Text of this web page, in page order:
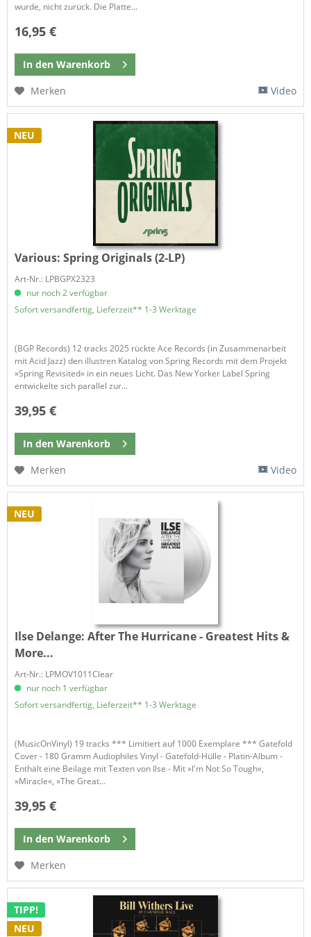
wurde, nicht zurück. Die Platte...
16,95 €
In den Warenkorb
Merken
Video
NEU
Various:Spring Originals (2-LP)
Art-Nr.: LPBGPX2323
nur noch 2 verfügbar
Sofort versandfertig, Lieferzeit** 1-3 Werktage
(BGP Records) 12 tracks 2025 rückte Ace Records (in Zusammenarbeit
mit Acid Jazz) den illustren Katalog von Spring Records mit dem Projekt
»Spring Revisited« in ein neues Licht. Das New Yorker Label Spring
entwickelte sich parallel zur...
39,95 €
In den Warenkorb
Merken
Video
NEU
Ilse Delange:After The Hurricane - Greatest Hits &
More...
Art-Nr.: LPMOV1011Clear
nur noch 1 verfügbar
Sofort versandfertig, Lieferzeit** 1-3 Werktage
(MusicOnVinyl) 19 tracks *** Limitiert auf 1000 Exemplare *** Gatefold
Cover - 180 Gramm Audiophiles Vinyl - Gatefold-Hülle - Platin-Album -
Enthält eine Beilage mit Texten von Ilse - Mit »I'm Not So Tough«,
»Miracle«, »The Great...
39,95 €
In den Warenkorb
Merken
TIPP!
NEU